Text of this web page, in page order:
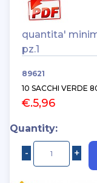
quantita'
pz.1
89621
10 SACCHI VERDE
€.5,96
Quantity: